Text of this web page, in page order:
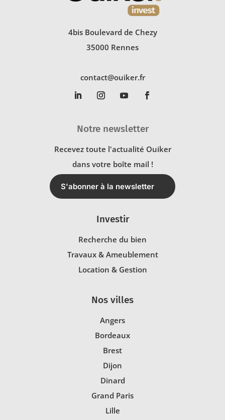
4bis Boulevard de Chezy
35000 Rennes
contact@ouiker.fr
Notre newsletter
Recevez toute l'actualité Ouiker
dans votre boîte mail !
S'abonner à la newsletter
Investir
Recherche du bien
Travaux & Ameublement
Location & Gestion
Nos villes
Angers
Bordeaux
Brest
Dijon
Dinard
Grand Paris
Lille